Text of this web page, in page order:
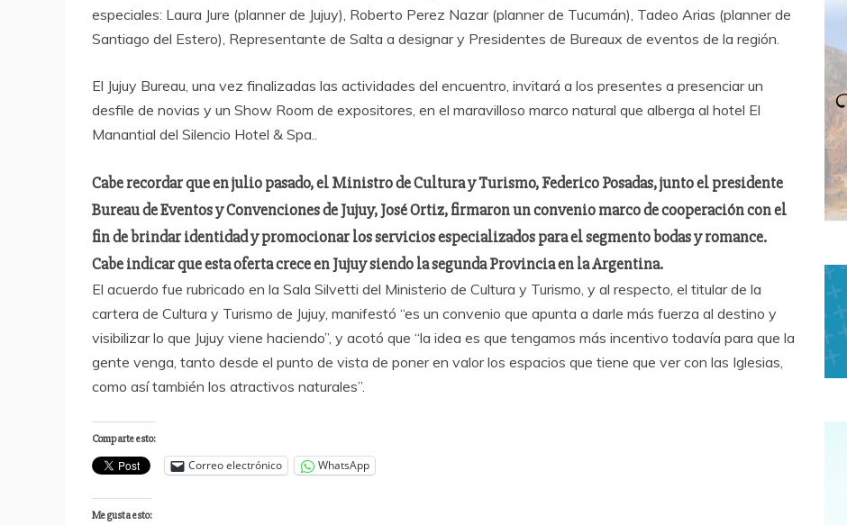
especiales: Laura Jure (planner de Jujuy), Roberto Perez Nazar (planner de Tucumán), Tadeo Arias (planner de
Santiago del Estero), Representante de Salta a designar y Presidentes de Bureaux de eventos de la región.
El Jujuy Bureau, una vez finalizadas las actividades del encuentro, invitará a los presentes a presenciar un
desfile de novias y un Show Room de expositores, en el maravilloso marco natural que alberga al hotel El
Manantial del Silencio Hotel & Spa..
Cabe recordar que en julio pasado, el Ministro de Cultura y Turismo, Federico Posadas, junto el presidente
Bureau de Eventos y Convenciones de Jujuy, José Ortiz, firmaron un convenio marco de cooperación con el
fin de brindar identidad y promocionar los servicios especializados para el segmento bodas y romance.
Cabe indicar que esta oferta crece en Jujuy siendo la segunda Provincia en la Argentina.
El acuerdo fue rubricado en la Sala Silvetti del Ministerio de Cultura y Turismo, y al respecto, el titular de la
cartera de Cultura y Turismo de Jujuy, manifestó “es un convenio que apunta a darle más fuerza al destino y
visibilizar lo que Jujuy viene haciendo”, y acotó que “la idea es que tengamos más incentivo todavía para que la
gente venga, tanto desde el punto de vista de poner en valor los espacios que tiene que ver con las Iglesias,
como así también los atractivos naturales”.
Comparte esto:
Correo electrónico WhatsApp
Me gusta esto: